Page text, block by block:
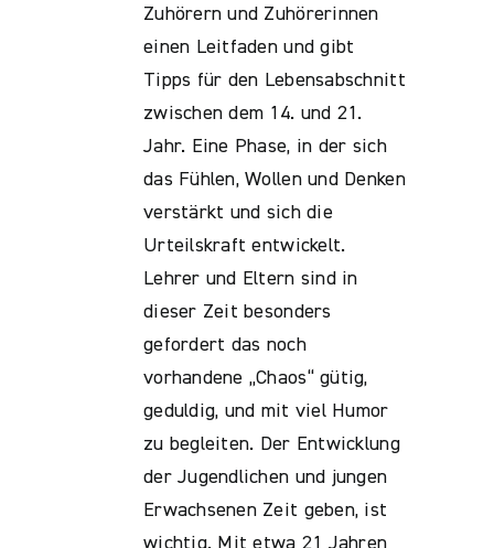
Zuhörern und Zuhörerinnen
einen Leitfaden und gibt
Tipps für den Lebensabschnitt
zwischen dem 14. und 21.
Jahr. Eine Phase, in der sich
das Fühlen, Wollen und Denken
verstärkt und sich die
Urteilskraft entwickelt.
Lehrer und Eltern sind in
dieser Zeit besonders
gefordert das noch
vorhandene „Chaos“ gütig,
geduldig, und mit viel Humor
zu begleiten. Der Entwicklung
der Jugendlichen und jungen
Erwachsenen Zeit geben, ist
wichtig. Mit etwa 21 Jahren